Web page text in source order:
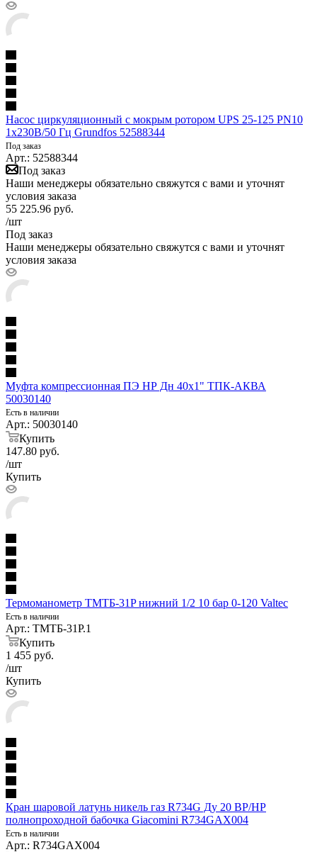
Насос циркуляционный с мокрым ротором UPS 25-125 PN10
1х230В/50 Гц Grundfos 52588344
Под заказ
Арт.: 52588344
Под заказ
Наши менеджеры обязательно свяжутся с вами и уточнят
условия заказа
55 225.96 руб.
/шт
Под заказ
Наши менеджеры обязательно свяжутся с вами и уточнят
условия заказа
Муфта компрессионная ПЭ НР Дн 40х1" ТПК-АКВА
50030140
Есть в наличии
Арт.: 50030140
Купить
147.80 руб.
/шт
Купить
Термоманометр ТМТБ-31P нижний 1/2 10 бар 0-120 Valtec
Есть в наличии
Арт.: ТМТБ-31P.1
Купить
1 455 руб.
/шт
Купить
Кран шаровой латунь никель газ R734G Ду 20 ВР/НР
полнопроходной бабочка Giacomini R734GAX004
Есть в наличии
Арт.: R734GAX004